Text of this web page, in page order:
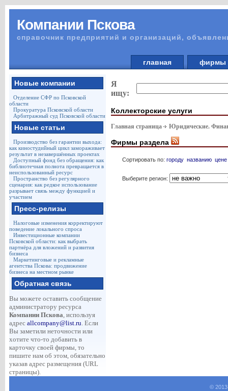
Компании Пскова
справочник предприятий и организаций,
главная
Новые компании
Отделение СФР по Псковской
области
Прокуратура Псковской области
Арбитражный суд Псковской области
Новые статьи
Производство без гарантии выхода:
как киностудийный цикл замораживает
результат в незавершённых проектах
Доступный фонд без обращения: как
библиотечная полнота превращается в
неиспользованный ресурс
Пространство без регулярного
сценария: как редкое использование
разрывает связь между функцией и
участием
Пресс-релизы
Налоговые изменения корректируют
поведение локального спроса
Инвестиционные компании
Псковской области: как выбрать
партнёра для вложений и развития
бизнеса
Маркетинговые и рекламные
агентства Пскова: продвижение
бизнеса на местном рынке
Обратная связь
Вы можете оставить сообщение
администратору ресурса
Компании Пскова, используя
адрес allcompany@list.ru. Если
Вы заметили неточности или
хотите что-то добавить в
карточку своей фирмы, то
пишите нам об этом, обязательно
указав адрес размещения (URL
страницы).
Я
ищу:
Коллекторские услуги
Главная страница Юридические.
Фирмы раздела
Сортировать по: городу названию цене
Выберите регион:
©